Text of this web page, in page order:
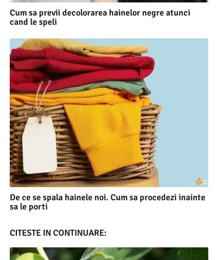
Cum sa previi decolorarea hainelor negre atunci
cand le speli
De ce se spala hainele noi. Cum sa procedezi inainte
sa le porti
CITESTE IN CONTINUARE: